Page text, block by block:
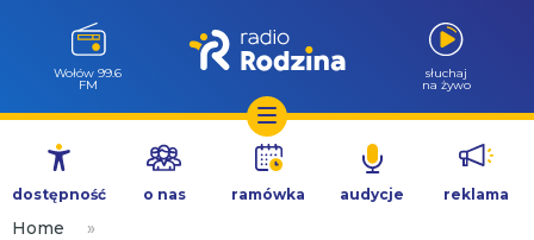
Przejdź
treści
Wołów 99.6
FM
słuchaj
na żywo
dostępność o nas ramówka audycje reklama
Home
»